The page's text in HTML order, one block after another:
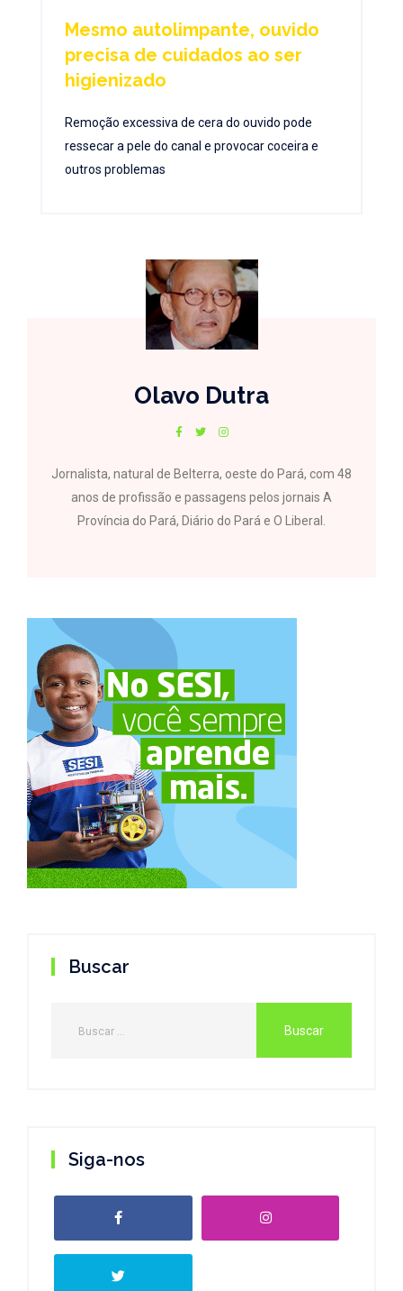
Mesmo autolimpante, ouvido
precisa de cuidados ao ser
higienizado
Remoção excessiva de cera do ouvido pode
ressecar a pele do canal e provocar coceira e
outros problemas
Olavo Dutra
Jornalista, natural de Belterra, oeste do Pará, com 48
anos de profissão e passagens pelos jornais A
Província do Pará, Diário do Pará e O Liberal.
Buscar
Siga-nos